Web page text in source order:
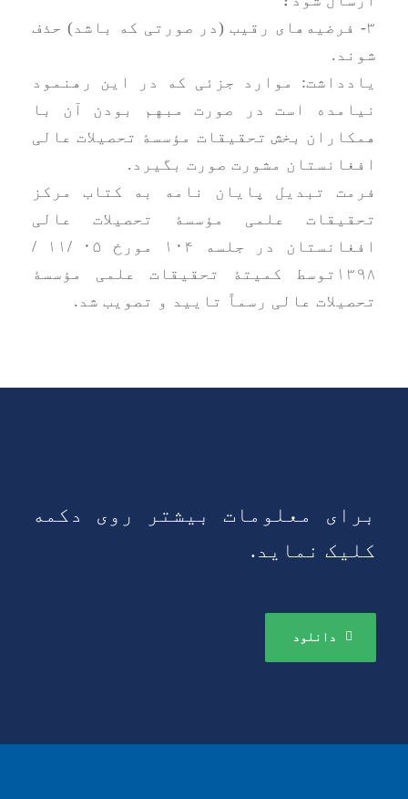
۳- فرضیه‌های رقیب (در صورتی که باشد) حذف
شوند.
یادداشت: موارد جزئی که در این رهنمود
نیامده است در صورت مبهم بودن آن با
همکاران بخش تحقیقات مؤسسۀ تحصیلات عالی
افغانستان مشورت صورت بگیرد.
فرمت تبدیل پایان نامه به کتاب مرکز
تحقیقات‌ علمی مؤسسۀ تحصیلات عالی
افغانستان در جلسه ۱۰۴ مورخ ۰۵ /۱۱ /
۱۳۹۸توسط کمیتۀ‌ تحقیقات علمی مؤسسۀ
تحصیلات عالی رسماً تایید و تصویب شد.
برای معلومات بیشتر روی دکمه
کلیک نماید.
دانلود